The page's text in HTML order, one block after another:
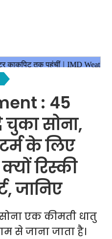
: 45
चुका सोना,
के लिए
रिस्की
जानिए
एक कीमती धातु
से जाना जाता है।